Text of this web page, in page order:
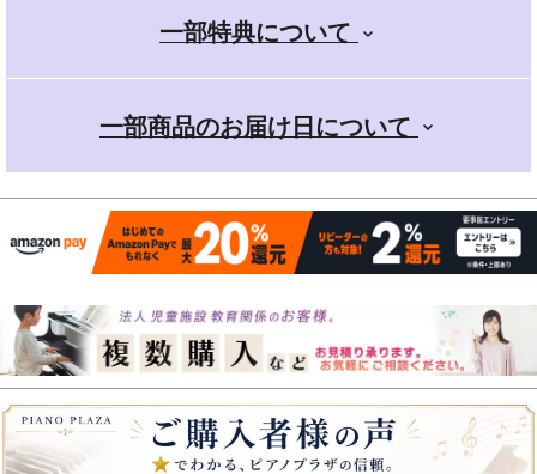
Roland ローランド
CASIO カシオ
KORG コルグ
Roland ローランド
Pearl パール
ドラムアクセサリー
アコースティックギター
弦楽器
電子管楽器
マイク
+スマホ
カンタン
その他取扱商品
一部特典について
一部商品のお届け日について